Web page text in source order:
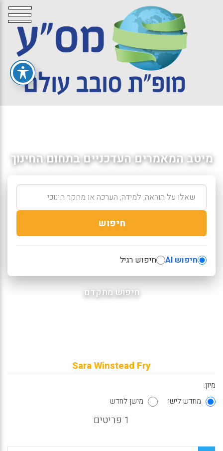
מיטב המאמרים העדכניים בתחום החינוך
חיפוש
חיפוש AI חיפוש רגיל
חיפוש מתקדם
Sara Winstead Fry
מיון:
מחדש לישן
מישן לחדש
1 פריטים